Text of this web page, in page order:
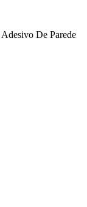
Adesivo De Parede